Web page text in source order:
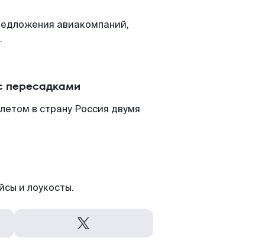
авиакомпаний,
пересадками
в страну Россия двумя
и лоукосты.